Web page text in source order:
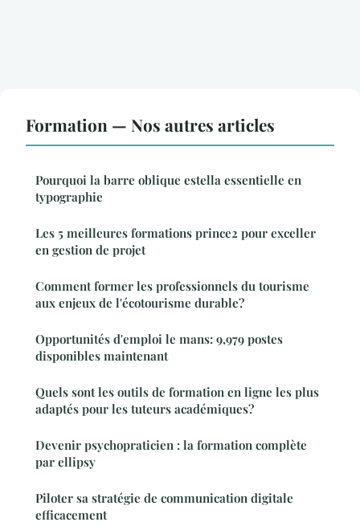
Formation — Nos autres articles
Pourquoi la barre oblique estella essentielle en
typographie
Les 5 meilleures formations prince2 pour exceller
en gestion de projet
Comment former les professionnels du tourisme
aux enjeux de l'écotourisme durable?
Opportunités d'emploi le mans: 9,979 postes
disponibles maintenant
Quels sont les outils de formation en ligne les plus
adaptés pour les tuteurs académiques?
Devenir psychopraticien : la formation complète
par ellipsy
Piloter sa stratégie de communication digitale
efficacement